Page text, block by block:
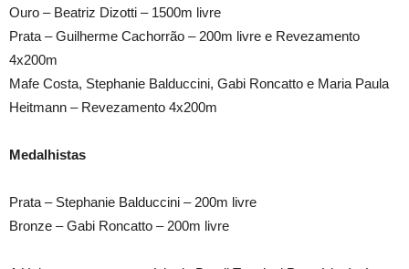
Ouro – Beatriz Dizotti – 1500m livre
Prata – Guilherme Cachorrão – 200m livre e Revezamento
4x200m
Mafe Costa, Stephanie Balduccini, Gabi Roncatto e Maria Paula
Heitmann – Revezamento 4x200m
Medalhistas
Prata – Stephanie Balduccini – 200m livre
Bronze – Gabi Roncatto – 200m livre